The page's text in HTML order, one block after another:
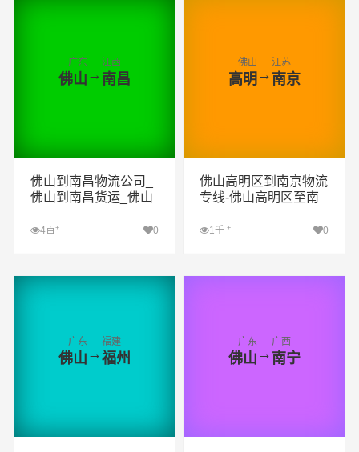
广东
佛山 →
江西
南昌
佛山到南昌物流公司_
佛山到南昌货运_佛山
4百 + 0
佛山
高明→
江苏
南京
佛山高明区到南京物流
专线-佛山高明区至南
1千+ 0
广东
佛山 →
福建
福州
广东
佛山 →
广西
南宁